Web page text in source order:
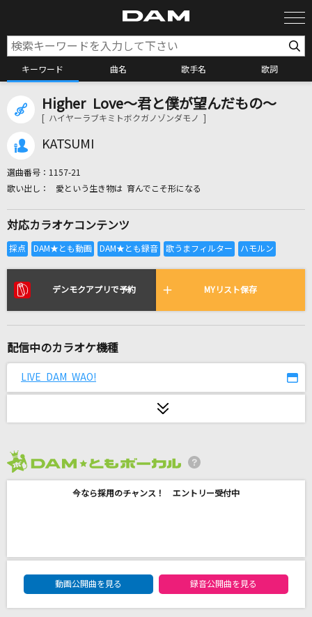
キーワード 曲名 歌手名 歌詞
カラオケ検索
全国りれき
リアルタイムで歌われている曲の一覧
DAYS of DASH
花束
Mrs. GREEN APPLE
缶ビール
Higher Love～君と僕が望んだもの～
[ ハイヤーラブキミトボクガノゾンダモノ ]
KATSUMI
選曲番号： 1157-21
愛という生き物は 育んでこそ形になる
対応カラオケコンテンツ
デンモクアプリで予約 MYリスト保存
配信中のカラオケ機種
LIVE DAM WAO!
今なら採用のチャンス！ エントリー受付中
DAM★ともボーカルエントリーランキング
動画公開曲を見る
録音公開曲を見る